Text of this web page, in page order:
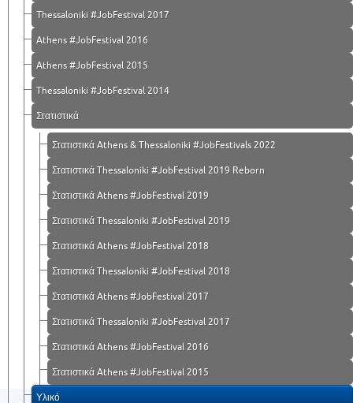
Τhessaloniki #JobFestival 2017
Athens #JobFestival 2016
Athens #JobFestival 2015
Thessaloniki #JobFestival 2014
Στατιστικά
Στατιστικά Athens & Thessaloniki #JobFestivals 2022
Στατιστικά Thessaloniki #JobFestival 2019 Reborn
Στατιστικά Athens #JobFestival 2019
Στατιστικά Thessaloniki #JobFestival 2019
Στατιστικά Athens #JobFestival 2018
Στατιστικά Thessaloniki #JobFestival 2018
Στατιστικά Athens #JobFestival 2017
Στατιστικά Thessaloniki #JobFestival 2017
Στατιστικά Athens #JobFestival 2016
Στατιστικά Athens #JobFestival 2015
Υλικό